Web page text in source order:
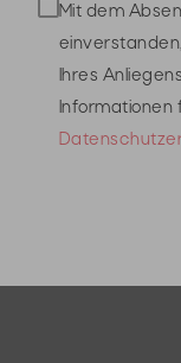
Mit dem
Ihres
Informationen